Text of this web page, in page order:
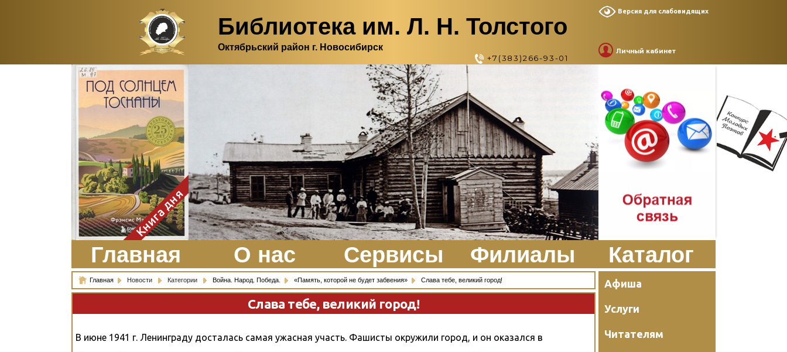
Библиотека им. Л. Н. Толстого
Октябрьский район г. Новосибирск
+7(383)266-93-01
Версия для слабовидящих
Личный кабинет
Здесь, в своем
итальянском доме, я вновь
испытала первичную
радость единения с
природой. Дом открыт
для бабочек, стрекоз, пчёл
или всех, кто пожелает
влететь в одно окно и
вылететь из другого. Едим
мы почти всегда во
дворе. Во мне настолько
возродился здравый
смысл моей матери -
умение наслаждаться
настоящим и не спешить, -
что даже нашлось время
отполировать до блеска
оконное стекло.
ЗаказатьКнига дня
Главная О нас Сервисы Филиалы Каталог
Главная Новости Категории Война. Народ. Победа. «Память, которой не будет забвения» Слава тебе, великий город!
Слава тебе, великий город!
В июне 1941 г. Ленинграду досталась самая ужасная участь. Фашисты окружили город, и он оказался в
Афиша
Услуги
Читателям